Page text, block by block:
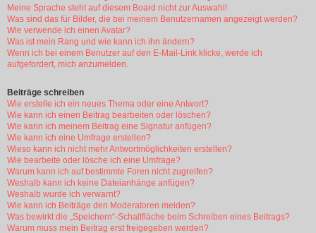
Meine Sprache steht auf diesem Board nicht zur Auswahl!
Was sind das für Bilder, die bei meinem Benutzernamen angezeigt werden?
Wie verwende ich einen Avatar?
Was ist mein Rang und wie kann ich ihn ändern?
Wenn ich bei einem Benutzer auf den E-Mail-Link klicke, werde ich
aufgefordert, mich anzumelden.
Beiträge schreiben
Wie erstelle ich ein neues Thema oder eine Antwort?
Wie kann ich einen Beitrag bearbeiten oder löschen?
Wie kann ich meinem Beitrag eine Signatur anfügen?
Wie kann ich eine Umfrage erstellen?
Wieso kann ich nicht mehr Antwortmöglichkeiten erstellen?
Wie bearbeite oder lösche ich eine Umfrage?
Warum kann ich auf bestimmte Foren nicht zugreifen?
Weshalb kann ich keine Dateianhänge anfügen?
Weshalb wurde ich verwarnt?
Wie kann ich Beiträge den Moderatoren melden?
Was bewirkt die „Speichern“-Schaltfläche beim Schreiben eines Beitrags?
Warum muss mein Beitrag erst freigegeben werden?